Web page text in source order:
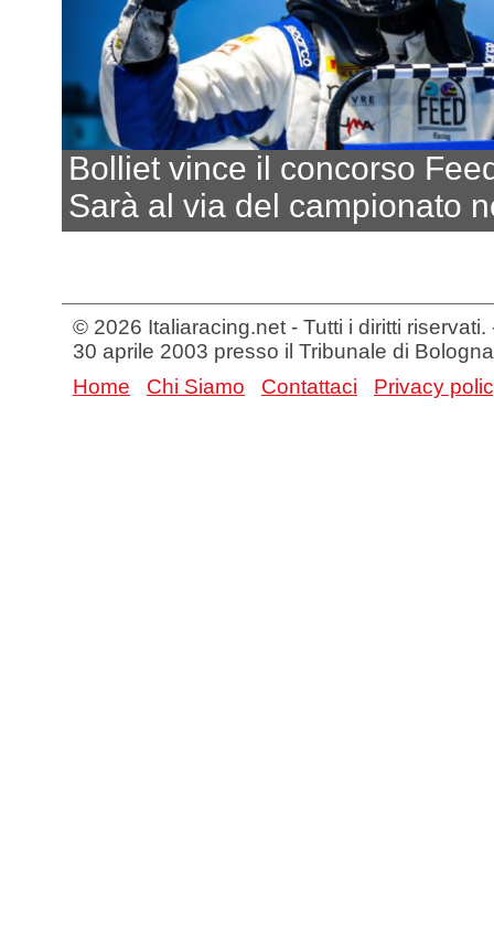
Bolliet vince il concorso
Sarà al via del campionato
© 2026 Italiaracing.net - Tutti i diritti
30 aprile 2003 presso il Tribunale di Bologna
Home
Chi Siamo Contattaci Privacy